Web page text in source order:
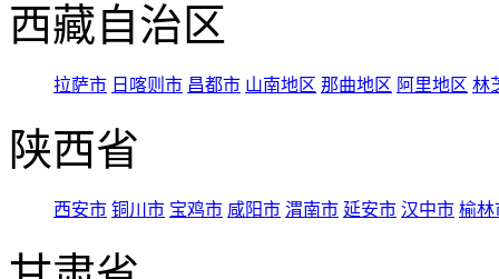
西藏自治区
拉萨市 日喀则市 昌都市 山南地区 那曲地区 阿里地区 林
陕西省
西安市 铜川市 宝鸡市 咸阳市 渭南市 延安市 汉中市 榆林